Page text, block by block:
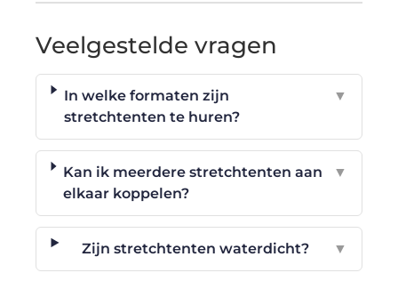
Veelgestelde vragen
In welke formaten zijn
stretchtenten te huren?
▼
Kan ik meerdere stretchtenten aan
elkaar koppelen?
▼
Zijn stretchtenten waterdicht? ▼